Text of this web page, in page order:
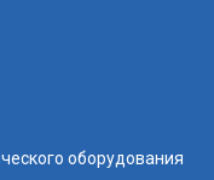
оборудования